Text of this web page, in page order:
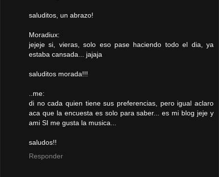
saluditos, un abrazo!
Moradiux:
jejeje si, vieras, solo eso pase haciendo todo el dia, ya
estaba cansada... jajaja
saluditos morada!!!
..me:
di no cada quien tiene sus preferencias, pero igual aclaro
aca que la encuesta es solo para saber... es mi blog jeje y
ami SI me gusta la musica...
saludos!!
Responder